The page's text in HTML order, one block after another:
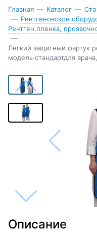
Главная — Каталог —
— Рентгеновское
Рентген.пленка,
—
Легкий защитный фартук
модель стандартдля
Описание